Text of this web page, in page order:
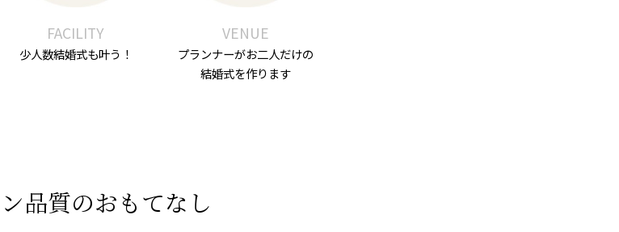
FACILITY
少人数結婚式も叶う！
VENUE
プランナーがお二人だけの
結婚式を作ります
品質のおもてなし